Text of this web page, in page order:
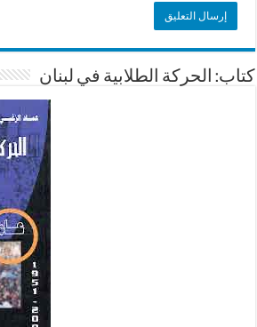
كتاب: الحركة الطلابية في لبنان